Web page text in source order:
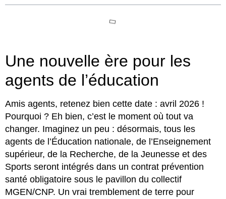
Une nouvelle ère pour les
agents de l’éducation
Amis agents, retenez bien cette date : avril 2026 !
Pourquoi ? Eh bien, c’est le moment où tout va
changer. Imaginez un peu : désormais, tous les
agents de l’Éducation nationale, de l’Enseignement
supérieur, de la Recherche, de la Jeunesse et des
Sports seront intégrés dans un contrat prévention
santé obligatoire sous le pavillon du collectif
MGEN/CNP. Un vrai tremblement de terre pour